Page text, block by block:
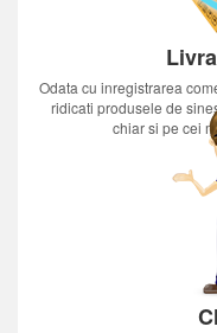
Odata cu inregistrarea
ridicati produsele de
chiar si pe cei